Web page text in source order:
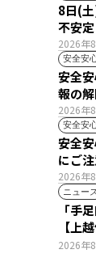
2026年
8日(土)以降 暑さ少
不安定
安全安
2026年
安全
報の
安全安
2026年
安全
にご
ニュー
2026年
「手足口病
【上